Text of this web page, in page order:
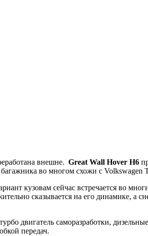
внешне. Great Wall Hover H6
во многом схожи с Volkswagen
кузовам сейчас встречается во
сказывается на его динамике, а
двигатель саморазработки,
передач.